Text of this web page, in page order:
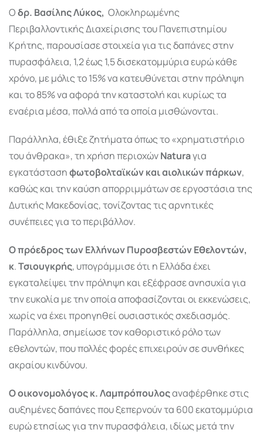
Οδρ. Βασίλης Λύκος, Ολοκληρωμένης
Περιβαλλοντικής Διαχείρισης του Πανεπιστημίου
Κρήτης, παρουσίασε στοιχεία για τις δαπάνες στην
πυρασφάλεια, 1,2 έως 1,5 δισεκατομμύρια ευρώ κάθε
χρόνο, με μόλις το 15% να κατευθύνεται στην πρόληψη
και το 85% να αφορά την καταστολή και κυρίως τα
εναέρια μέσα, πολλά από τα οποία μισθώνονται.
Παράλληλα, έθιξε ζητήματα όπως το «χρηματιστήριο
του άνθρακα», τη χρήση περιοχώνNaturaγια
εγκατάστασηφωτοβολταϊκών και αιολικών πάρκων,
καθώς και την καύση απορριμμάτων σε εργοστάσια της
Δυτικής Μακεδονίας, τονίζοντας τις αρνητικές
συνέπειες για το περιβάλλον.
Ο πρόεδρος των Ελλήνων Πυροσβεστών Εθελοντών,
κ.Τσιουγκρής, υπογράμμισε ότι η Ελλάδα έχει
εγκαταλείψει την πρόληψη και εξέφρασε ανησυχία για
την ευκολία με την οποία αποφασίζονται οι εκκενώσεις,
χωρίς να έχει προηγηθεί ουσιαστικός σχεδιασμός.
Παράλληλα, σημείωσε τον καθοριστικό ρόλο των
εθελοντών, που πολλές φορές επιχειρούν σε συνθήκες
ακραίου κινδύνου.
Ο οικονομολόγος κ. Λαμπρόπουλοςαναφέρθηκε στις
αυξημένες δαπάνες που ξεπερνούν τα 600 εκατομμύρια
ευρώ ετησίως για την πυρασφάλεια, ιδίως μετά την